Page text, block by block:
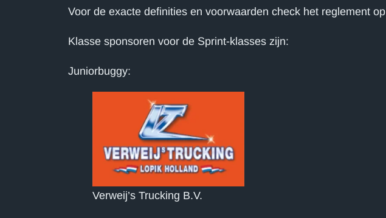
Voor de exacte definities en voorwaarden check het reglement op
Klasse sponsoren voor de Sprint-klasses zijn:
Juniorbuggy:
Verweij’s Trucking B.V.